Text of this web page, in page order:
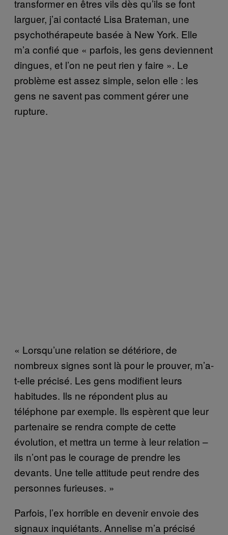
transformer en êtres vils dès qu’ils se font
larguer, j’ai contacté Lisa Brateman, une
psychothérapeute basée à New York. Elle
m’a confié que « parfois, les gens deviennent
dingues, et l’on ne peut rien y faire ». Le
problème est assez simple, selon elle : les
gens ne savent pas comment gérer une
rupture.
« Lorsqu’une relation se détériore, de
nombreux signes sont là pour le prouver, m’a-
t-elle précisé. Les gens modifient leurs
habitudes. Ils ne répondent plus au
téléphone par exemple. Ils espèrent que leur
partenaire se rendra compte de cette
évolution, et mettra un terme à leur relation –
ils n’ont pas le courage de prendre les
devants. Une telle attitude peut rendre des
personnes furieuses. »
Parfois, l’ex horrible en devenir envoie des
signaux inquiétants. Annelise m’a précisé